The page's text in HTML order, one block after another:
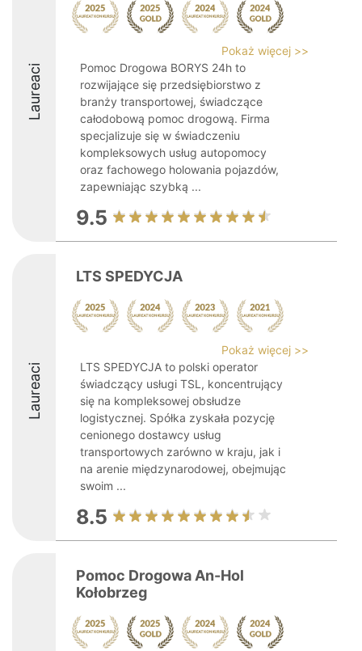
Laureaci
Pokaż więcej >>
Pomoc Drogowa BORYS 24h to
rozwijające się przedsiębiorstwo z
branży transportowej, świadczące
całodobową pomoc drogową. Firma
specjalizuje się w świadczeniu
kompleksowych usług autopomocy
oraz fachowego holowania pojazdów,
zapewniając szybką ...
9.5
Laureaci
LTS SPEDYCJA
Pokaż więcej >>
LTS SPEDYCJA to polski operator
świadczący usługi TSL, koncentrujący
się na kompleksowej obsłudze
logistycznej. Spółka zyskała pozycję
cenionego dostawcy usług
transportowych zarówno w kraju, jak i
na arenie międzynarodowej, obejmując
swoim ...
8.5
Pomoc Drogowa An-Hol
Kołobrzeg